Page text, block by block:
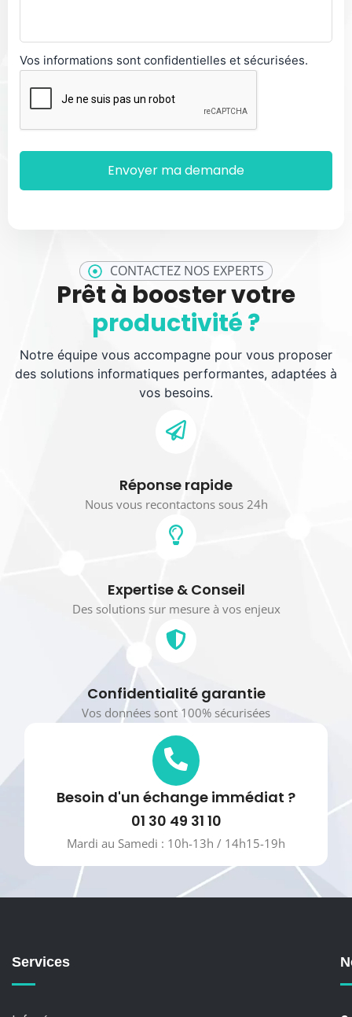
CONTACTEZ NOS EXPERTS
Prêt à booster votre
productivité ?
Notre équipe vous accompagne pour vous proposer
des solutions informatiques performantes, adaptées à
vos besoins.
Réponse rapide
Nous vous recontactons sous 24h
Expertise & Conseil
Des solutions sur mesure à vos enjeux
Confidentialité garantie
Vos données sont 100% sécurisées
Besoin d'un échange immédiat ?
01 30 49 31 10
Mardi au Samedi : 10h-13h / 14h15-19h
Vos informations sont confidentielles et sécurisées.
Services